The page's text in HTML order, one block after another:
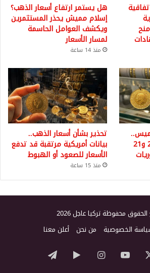
هل يستمر ارتفاع أسعار الذهب؟
إسلام مميش يحذر المستثمرين
ويكشف العوامل الحاسمة
لمسار الأسعار
منذ 14 ساعة
سعر جرام ذهب 24 و22 و21
تحذير بشأن أسعار الذهب..
بيانات أمريكية مرتقبة قد تدفع
الأسعار للصعود أو الهبوط
منذ 15 ساعة
محفوظة تركيا عاجل 2026
الخصوصية من نحن أعلن معنا
‫YouTubeانستقرام‏Googleتيلقرام